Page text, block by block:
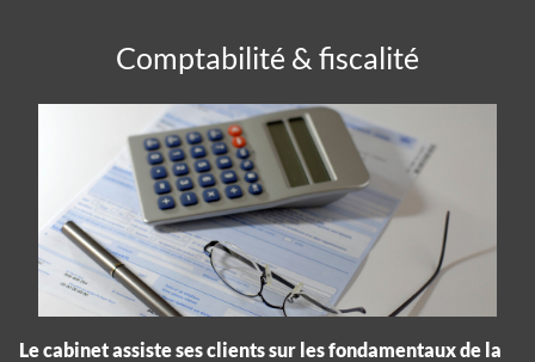
Comptabilité & fiscalité
Le cabinet assiste ses clients sur les fondamentaux de la